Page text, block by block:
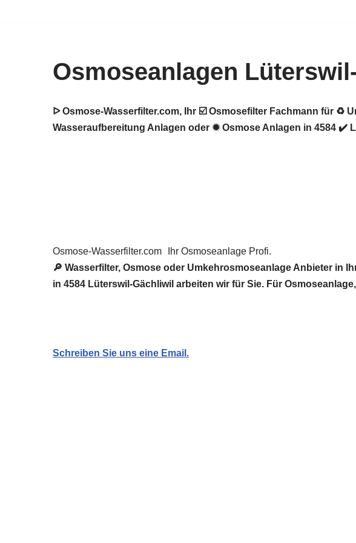
Osmoseanlagen
ᐅ Osmose-Wasserfilter.com, Ihr ☑️ Osmosefilter Fachmann für ♻
Wasseraufbereitung Anlagen oder ✹ Osmose Anlagen in 4584 ✔️
Osmose-Wasserfilter.com
Ihr Osmoseanlage Profi.
🔎 Wasserfilter, Osmose oder Umkehrosmoseanlage Anbieter
in 4584 Lüterswil-Gächliwil arbeiten wir für Sie. Für
Schreiben Sie uns eine Email.